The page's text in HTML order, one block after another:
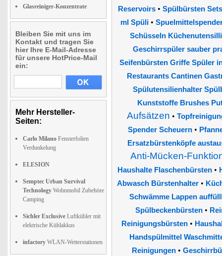
Glasreiniger-Konzentrate
Bleiben Sie mit uns im
Kontakt und tragen Sie
hier Ihre E-Mail-Adresse
für unsere HotPrice-Mail
ein:
Mehr Hersteller-
Seiten:
Carlo Milano Fensterfolien
Verdunkelung
ELESION
Semptec Urban Survival
Technology Wohnmobil Zubehöre
Camping
Sichler Exclusive Luftkühler mit
elektrische Kühlakkus
infactory WLAN-Wetterstationen
Reservoirs• Spülbürsten Sets
ml Spüli•
Schüsseln
Geschirrspüler sauber
Seifenbürsten Griffe Spüler
Restaurants Cantinen
Spülutensilienhalter
Kunststoffe Brushes
Aufsätzen •
Spender Scheuern •
Ersatzbürstenköpfe
Anti-Mücken-
Haushalte Flaschenbürsten •
Abwasch Bürstenhalter •
Schwämme Lappen
Spülbeckenbürsten•
Reinigungsbürsten •
Handspülmittel
Reinigungen•